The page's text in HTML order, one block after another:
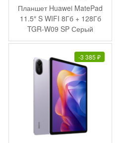
цена
составляла
25
999 ₽.
цена:
20
899 ₽.
Планшет Huawei MatePad
11.5″ S WIFI 8Гб + 128Гб
TGR-W09 SP Серый
-3 385 ₽